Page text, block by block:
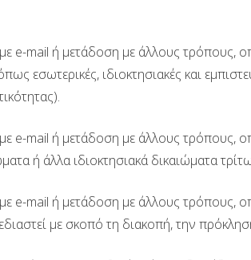
e-mail ή μετάδοση με άλλους τρόπους,
εσωτερικές, ιδιοκτησιακές και
e-mail ή μετάδοση με άλλους τρόπους,
ή άλλα ιδιοκτησιακά δικαιώματα
e-mail ή μετάδοση με άλλους τρόπους,
με σκοπό τη διακοπή, την